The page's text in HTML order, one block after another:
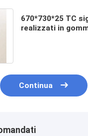
670*730*25 TC
realizzati in
Continua